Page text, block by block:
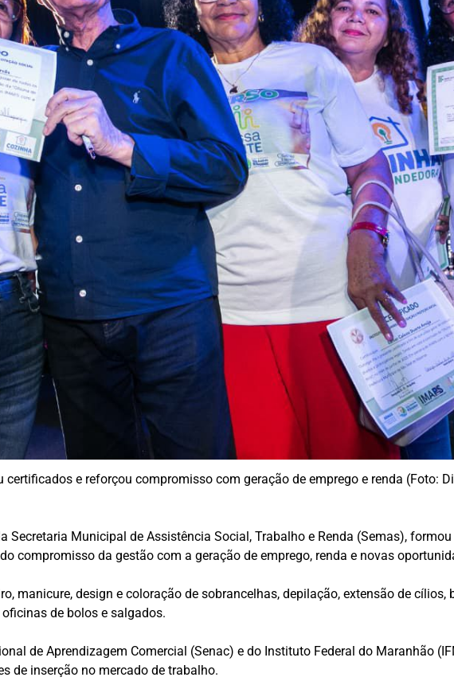
certificados e reforçou compromisso com geração de emprego e renda (Foto:
Secretaria Municipal de Assistência Social, Trabalho e Renda (Semas),
compromisso da gestão com a geração de emprego, renda e novas
manicure, design e coloração de sobrancelhas, depilação, extensão de cílios,
de bolos e salgados.
de Aprendizagem Comercial (Senac) e do Instituto Federal do Maranhão
de inserção no mercado de trabalho.